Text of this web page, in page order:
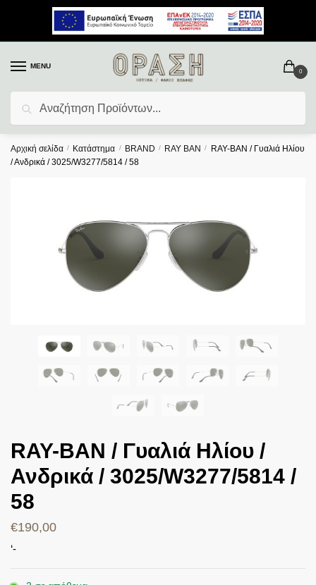
MENU
Αναζήτηση
0
Αρχική σελίδα / Κατάστημα / BRAND / RAY BAN /
RAY-BAN / Γυαλιά Ηλίου
/ Ανδρικά / 3025/W3277/5814 / 58
RAY-BAN / Γυαλιά Ηλίου /
Ανδρικά / 3025/W3277/5814 /
58
€190,00
‘-